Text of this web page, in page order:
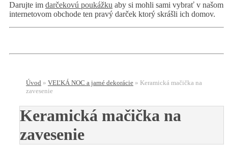
Darujte im darčekovú poukážku aby si mohli sami vybrať v našom
internetovom obchode ten pravý darček ktorý skrášli ich domov.
Úvod » VEĽKÁ NOC a jarné dekorácie » Keramická mačička na
zavesenie
Keramická mačička na
zavesenie